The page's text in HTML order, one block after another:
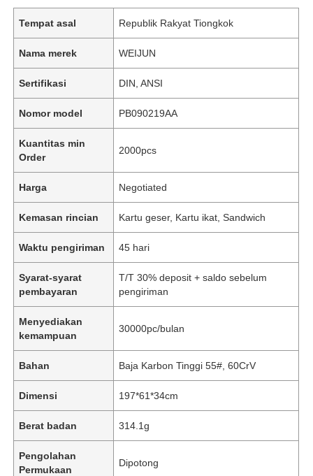
Tempat asal Republik Rakyat Tiongkok
Nama merek WEIJUN
Sertifikasi DIN, ANSI
Nomor model PB090219AA
Kuantitas min
Order
2000pcs
Harga Negotiated
Kemasan rincian Kartu geser, Kartu ikat, Sandwich
Waktu pengiriman 45 hari
Syarat-syarat
pembayaran
T/T 30% deposit + saldo sebelum
pengiriman
Menyediakan
kemampuan
30000pc/bulan
Bahan Baja Karbon Tinggi 55#, 60CrV
Dimensi 197*61*34cm
Berat badan 314.1g
Pengolahan
Permukaan
Dipotong